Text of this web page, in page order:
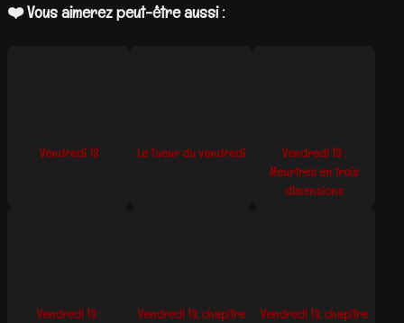
❤️ Vous aimerez peut-être aussi :
Vendredi 13 Le Tueur du vendredi
Vendredi 13 :
Meurtres en trois
dimensions
Vendredi 13 :
Vendredi 13, chapitre
Vendredi 13, chapitre